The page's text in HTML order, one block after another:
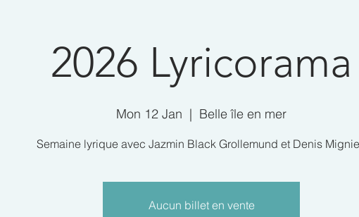
2026 Lyricorama
Mon 12 Jan
  |
Belle île en mer
Semaine lyrique avec Jazmin Black Grollemund et Denis
Aucun billet en vente